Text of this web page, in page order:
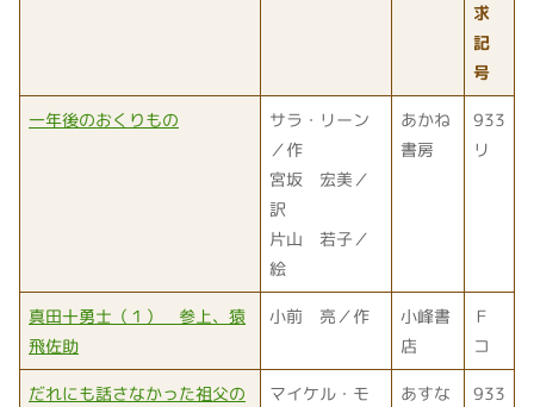
求
記
号
一年後のおくりもの
サラ・リーン
／作
宮坂 宏美／
訳
片山 若子／
絵
あかね
書房
933
リ
真田十勇士（１） 参上、猿
飛佐助
小前 亮／作
小峰書
店
Ｆ
コ
だれにも話さなかった祖父の
マイケル・モ
あすな
933